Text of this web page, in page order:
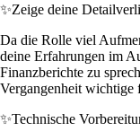
✨Zeige deine
Da die Rolle viel
deine Erfahrungen im
Finanzberichte zu
Vergangenheit wichtige
✨Technische